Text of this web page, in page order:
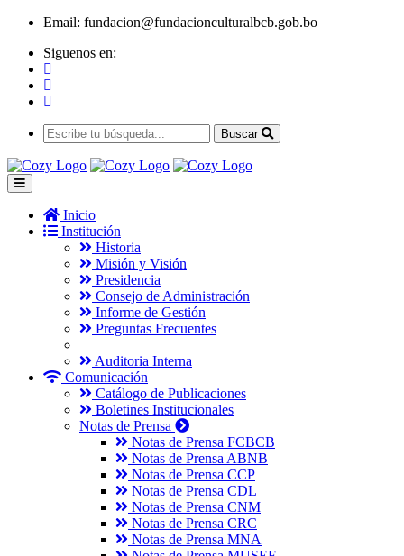
Email: fundacion@fundacionculturalbcb.gob.bo
Siguenos en:
Buscar
Inicio
Institución
Historia
Misión y Visión
Presidencia
Consejo de Administración
Informe de Gestión
Preguntas Frecuentes
Auditoria Interna
Comunicación
Catálogo de Publicaciones
Boletines Institucionales
Notas de Prensa
Notas de Prensa FCBCB
Notas de Prensa ABNB
Notas de Prensa CCP
Notas de Prensa CDL
Notas de Prensa CNM
Notas de Prensa CRC
Notas de Prensa MNA